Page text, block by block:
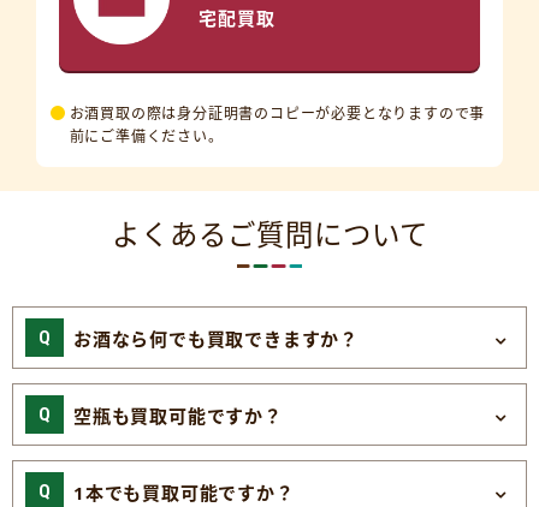
宅配買取
お酒買取の際は身分証明書のコピーが必要となりますので事
前にご準備ください。
よくあるご質問について
お酒なら何でも買取できますか？
空瓶も買取可能ですか？
1本でも買取可能ですか？